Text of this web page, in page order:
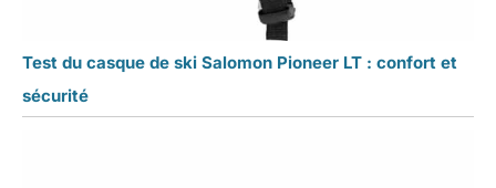
Test du casque de ski Salomon Pioneer LT : confort et
sécurité